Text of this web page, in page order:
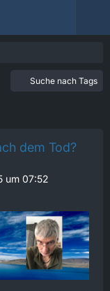
Suche nach Tags
dem Tod?
um 07:52